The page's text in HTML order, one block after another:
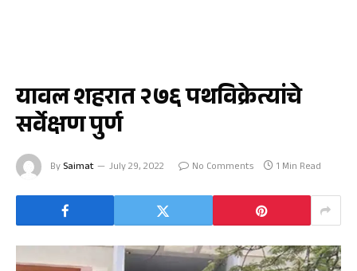
यावल शहरात २७६ पथविक्रेत्यांचे
सर्वेक्षण पुर्ण
By Saimat July 29, 2022 No Comments 1 Min Read